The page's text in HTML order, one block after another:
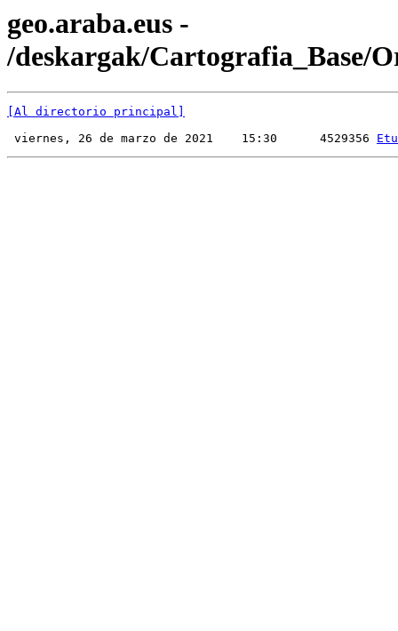
geo.araba.eus -
/deskargak/Cartografia_Base/
[Al directorio principal]
viernes, 26 de marzo de 2021    15:30      4529356